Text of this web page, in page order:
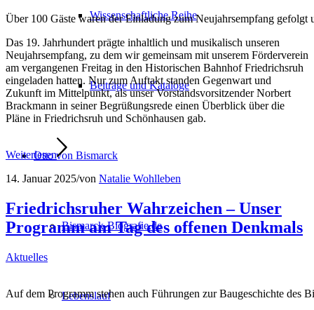
Wissenschaftliche Reihe
Beiträge und Kataloge
Otto von Bismarck
Bismarck-Biografie.de
Lebenslauf
Über 100 Gäste waren der Einladung zum Neujahrsempfang
Das 19. Jahrhundert prägte inhaltlich und musikalisch unseren
Neujahrsempfang, zu dem wir gemeinsam mit unserem Förderverein
am vergangenen Freitag in den Historischen Bahnhof Friedrichsruh
eingeladen hatten. Nur zum Auftakt standen Gegenwart und
Zukunft im Mittelpunkt, als unser Vorstandsvorsitzender Norbert
Brackmann in seiner Begrüßungsrede einen Überblick über die
Pläne in Friedrichsruh und Schönhausen gab.
Weiterlesen
14. Januar 2025/von Natalie Wohlleben
Friedrichsruher Wahrzeichen – Unser
Programm am Tag des offenen Denkmals
Aktuelles
Auf dem Programm stehen auch Führungen zur Baugeschichte